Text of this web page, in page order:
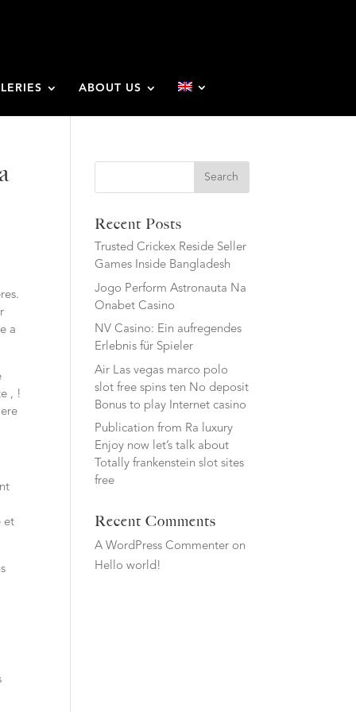
ABOUT US
a
, !
et
Search
Recent Posts
Trusted Crickex Reside Seller
Games Inside Bangladesh
Jogo Perform Astronauta Na
Onabet Casino
NV Casino: Ein aufregendes
Erlebnis für Spieler
Air Las vegas marco polo
slot free spins ten No deposit
Bonus to play Internet casino
Publication from Ra luxury
Enjoy now let’s talk about
Totally frankenstein slot sites
free
Recent Comments
A WordPress Commenter on
Hello world!